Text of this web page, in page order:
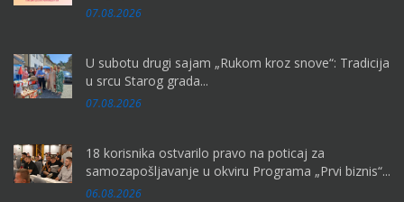
07.08.2026
U subotu drugi sajam „Rukom kroz snove“: Tradicija
u srcu Starog grada...
07.08.2026
18 korisnika ostvarilo pravo na poticaj za
samozapošljavanje u okviru Programa „Prvi biznis“...
06.08.2026